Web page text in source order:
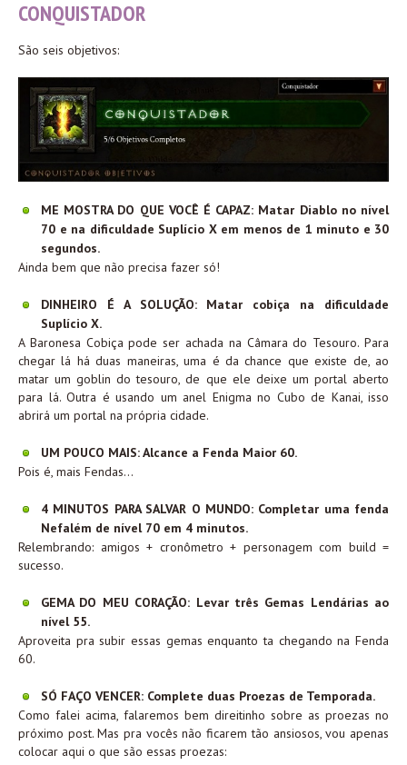
CONQUISTADOR
São seis objetivos:
ME MOSTRA DO QUE VOCÊ É CAPAZ: Matar Diablo no nível
70 e na dificuldade Suplício X em menos de 1 minuto e 30
segundos.
Ainda bem que não precisa fazer só!
DINHEIRO É A SOLUÇÃO: Matar cobiça na dificuldade
Suplício X.
A Baronesa Cobiça pode ser achada na Câmara do Tesouro. Para
chegar lá há duas maneiras, uma é da chance que existe de, ao
matar um goblin do tesouro, de que ele deixe um portal aberto
para lá. Outra é usando um anel Enigma no Cubo de Kanai, isso
abrirá um portal na própria cidade.
UM POUCO MAIS: Alcance a Fenda Maior 60.
Pois é, mais Fendas…
4 MINUTOS PARA SALVAR O MUNDO: Completar uma fenda
Nefalém de nível 70 em 4 minutos.
Relembrando: amigos + cronômetro + personagem com build =
sucesso.
GEMA DO MEU CORAÇÃO: Levar três Gemas Lendárias ao
nível 55.
Aproveita pra subir essas gemas enquanto ta chegando na Fenda
60.
SÓ FAÇO VENCER: Complete duas Proezas de Temporada.
Como falei acima, falaremos bem direitinho sobre as proezas no
próximo post. Mas pra vocês não ficarem tão ansiosos, vou apenas
colocar aqui o que são essas proezas: